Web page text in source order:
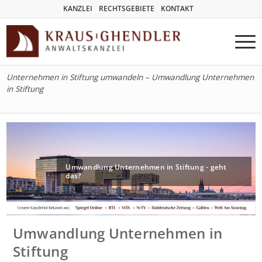
KANZLEI RECHTSGEBIETE KONTAKT
Unternehmen in Stiftung umwandeln – Umwandlung Unternehmen
in Stiftung
Umwandlung Unternehmen in Stiftung - geht
das?
Umwandlung Unternehmen in
Stiftung